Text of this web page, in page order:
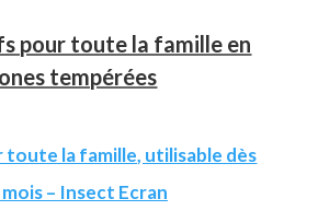
pour toute la famille en
tempérées
toute la famille, utilisable dès
– Insect Ecran